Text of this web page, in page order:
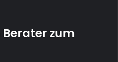
Berater zum